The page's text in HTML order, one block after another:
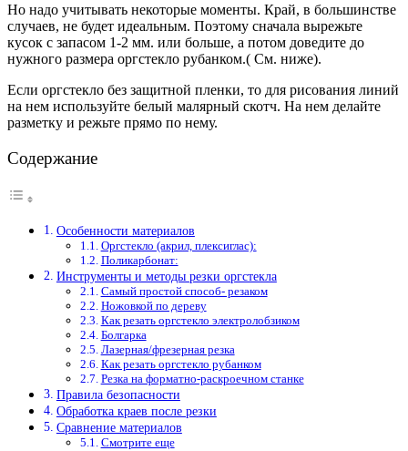
Но надо учитывать некоторые моменты. Край, в большинстве
случаев, не будет идеальным. Поэтому сначала вырежьте
кусок с запасом 1-2 мм. или больше, а потом доведите до
нужного размера оргстекло рубанком.( См. ниже).
Если оргстекло без защитной пленки, то для рисования линий
на нем используйте белый малярный скотч. На нем делайте
разметку и режьте прямо по нему.
Содержание
Особенности материалов
Оргстекло (акрил, плексиглас):
Поликарбонат:
Инструменты и методы резки оргстекла
Самый простой способ- резаком
Ножовкой по дереву
Как резать оргстекло электролобзиком
Болгарка
Лазерная/фрезерная резка
Как резать оргстекло рубанком
Резка на форматно-раскроечном станке
Правила безопасности
Обработка краев после резки
Сравнение материалов
Смотрите еще